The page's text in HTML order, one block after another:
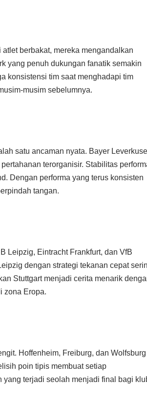
berbakat, mereka mengandalkan
yang penuh dukungan fanatik semakin
konsistensi tim saat menghadapi tim
musim sebelumnya.
satu ancaman nyata. Bayer
terorganisir. Stabilitas
Dengan performa yang terus konsisten
tangan.
Leipzig, Eintracht Frankfurt, dan VfB
dengan strategi tekanan cepat
Stuttgart menjadi cerita menarik
zona Eropa.
Hoffenheim, Freiburg, dan Wolfsburg
poin tipis membuat setiap
terjadi seolah menjadi final bagi